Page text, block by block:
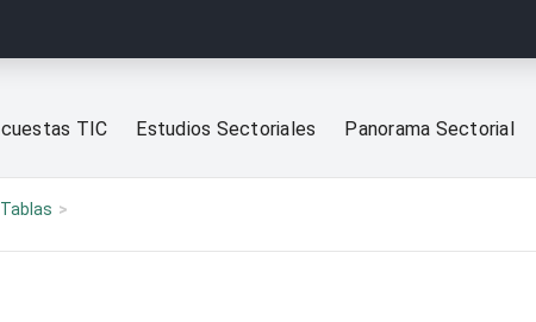
TIC Estudios Sectoriales Panorama Sectorial
Tablas